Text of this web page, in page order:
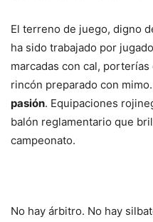
El terreno de juego, digno
ha sido trabajado por
marcadas con cal,
rincón preparado con mimo.
pasión. Equipaciones
balón reglamentario que
campeonato.
No hay árbitro. No hay